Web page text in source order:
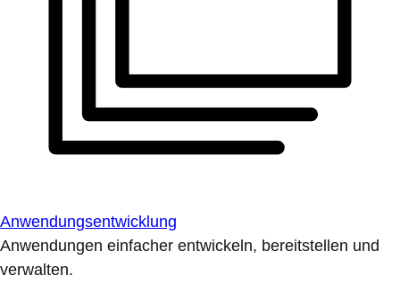
Anwendungsentwicklung
Anwendungen einfacher entwickeln, bereitstellen und
verwalten.